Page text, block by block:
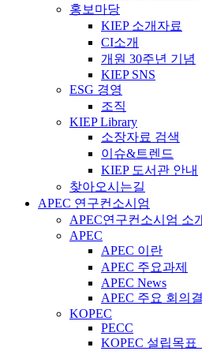
홍보마당
KIEP 소개자료
CI소개
개원 30주년 기념
KIEP SNS
ESG 경영
조직
KIEP Library
소장자료 검색
이슈&트렌드
KIEP 도서관 안내
찾아오시는길
APEC 연구컨소시엄
APEC연구컨소시엄 소
APEC
APEC 이란
APEC 주요과제
APEC News
APEC 주요 회의
KOPEC
PECC
KOPEC 설립목표